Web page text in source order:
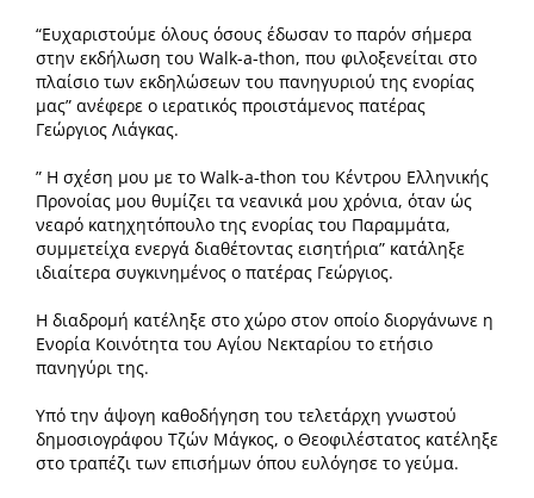
“Ευχαριστούμε όλους όσους έδωσαν το παρόν σήμερα
στην εκδήλωση του Walk-a-thon, που φιλοξενείται στο
πλαίσιο των εκδηλώσεων του πανηγυριού της ενορίας
μας” ανέφερε ο ιερατικός προιστάμενος πατέρας
Γεώργιος Λιάγκας.
” Η σχέση μου με το Walk-a-thon του Κέντρου Ελληνικής
Προνοίας μου θυμίζει τα νεανικά μου χρόνια, όταν ώς
νεαρό κατηχητόπουλο της ενορίας του Παραμμάτα,
συμμετείχα ενεργά διαθέτοντας εισητήρια” κατάληξε
ιδιαίτερα συγκινημένος ο πατέρας Γεώργιος.
Η διαδρομή κατέληξε στο χώρο στον οποίο διοργάνωνε η
Ενορία Κοινότητα του Αγίου Νεκταρίου το ετήσιο
πανηγύρι της.
Υπό την άψογη καθοδήγηση του τελετάρχη γνωστού
δημοσιογράφου Τζών Μάγκος, ο Θεοφιλέστατος κατέληξε
στο τραπέζι των επισήμων όπου ευλόγησε το γεύμα.